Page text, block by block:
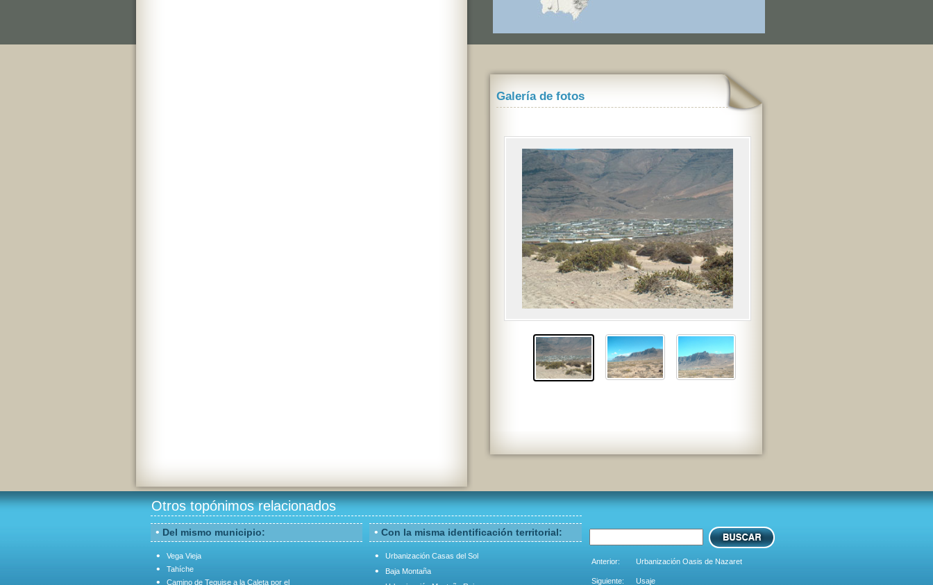
Galería de fotos
Otros topónimos relacionados
Anterior: Urbanización Oasis de Nazaret
Siguiente: Usaje
• Del mismo municipio: • Con la misma identificación territorial:
• Vega Vieja
• Tahíche
• Camino de Teguise a la Caleta por el
• Urbanización Casas del Sol
• Baja Montaña